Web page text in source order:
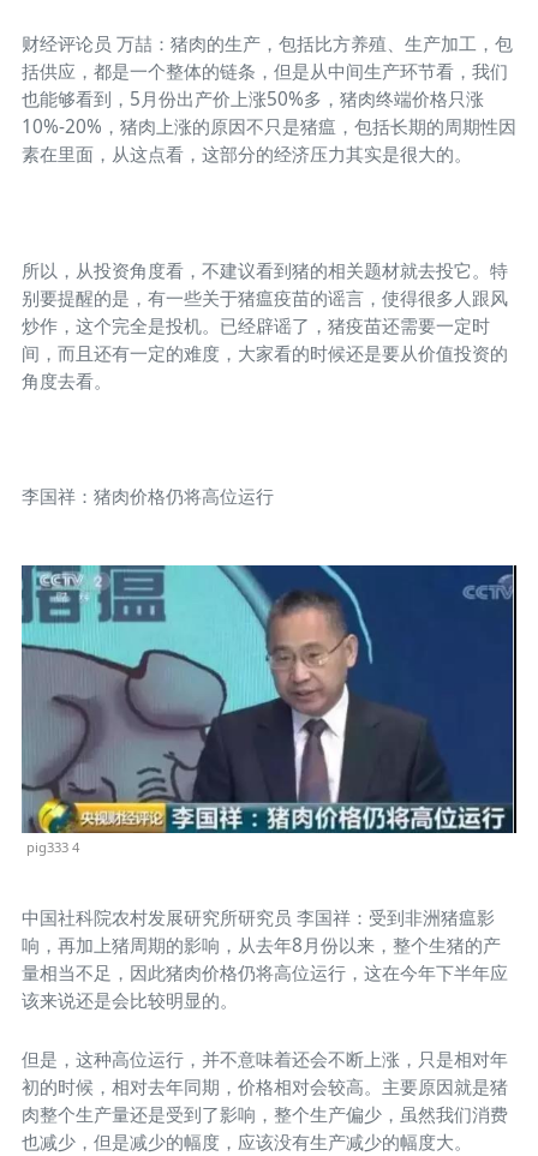
财经评论员 万喆：猪肉的生产，包括比方养殖、生产加工，包
括供应，都是一个整体的链条，但是从中间生产环节看，我们
也能够看到，5月份出产价上涨50%多，猪肉终端价格只涨
10%-20%，猪肉上涨的原因不只是猪瘟，包括长期的周期性因
素在里面，从这点看，这部分的经济压力其实是很大的。
所以，从投资角度看，不建议看到猪的相关题材就去投它。特
别要提醒的是，有一些关于猪瘟疫苗的谣言，使得很多人跟风
炒作，这个完全是投机。已经辟谣了，猪疫苗还需要一定时
间，而且还有一定的难度，大家看的时候还是要从价值投资的
角度去看。
李国祥：猪肉价格仍将高位运行
pig333 4
中国社科院农村发展研究所研究员 李国祥：受到非洲猪瘟影
响，再加上猪周期的影响，从去年8月份以来，整个生猪的产
量相当不足，因此猪肉价格仍将高位运行，这在今年下半年应
该来说还是会比较明显的。
但是，这种高位运行，并不意味着还会不断上涨，只是相对年
初的时候，相对去年同期，价格相对会较高。主要原因就是猪
肉整个生产量还是受到了影响，整个生产偏少，虽然我们消费
也减少，但是减少的幅度，应该没有生产减少的幅度大。